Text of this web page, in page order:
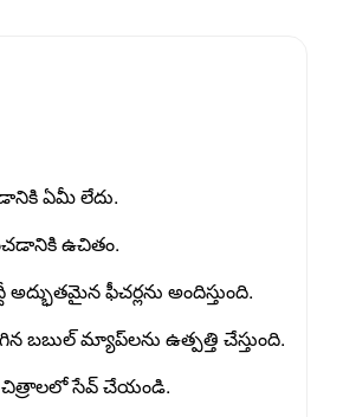
ఏమీ లేదు.
ఉచితం.
అద్భుతమైన ఫీచర్లను అందిస్తుంది.
బబుల్ మ్యాప్‌లను ఉత్పత్తి చేస్తుంది.
సేవ్ చేయండి.